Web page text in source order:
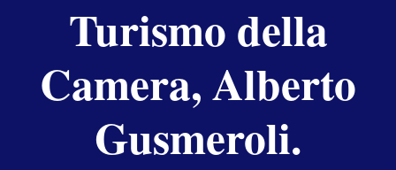
Turismo della
Camera, Alberto
Gusmeroli.